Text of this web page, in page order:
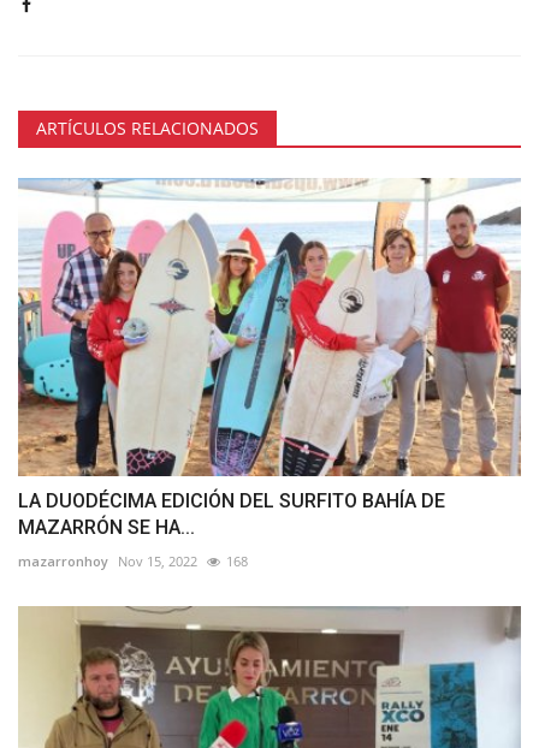
ARTÍCULOS RELACIONADOS
LA DUODÉCIMA EDICIÓN DEL SURFITO BAHÍA DE
MAZARRÓN SE HA...
mazarronhoy Nov 15, 2022 168